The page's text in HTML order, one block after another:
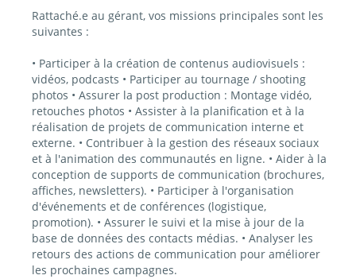
Rattaché.e au gérant, vos missions principales sont les
suivantes :
• Participer à la création de contenus audiovisuels :
vidéos, podcasts • Participer au tournage / shooting
photos • Assurer la post production : Montage vidéo,
retouches photos • Assister à la planification et à la
réalisation de projets de communication interne et
externe. • Contribuer à la gestion des réseaux sociaux
et à l'animation des communautés en ligne. • Aider à la
conception de supports de communication (brochures,
affiches, newsletters). • Participer à l'organisation
d'événements et de conférences (logistique,
promotion). • Assurer le suivi et la mise à jour de la
base de données des contacts médias. • Analyser les
retours des actions de communication pour améliorer
les prochaines campagnes.